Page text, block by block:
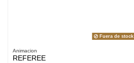
Fuera de stock
Animacion
REFEREE